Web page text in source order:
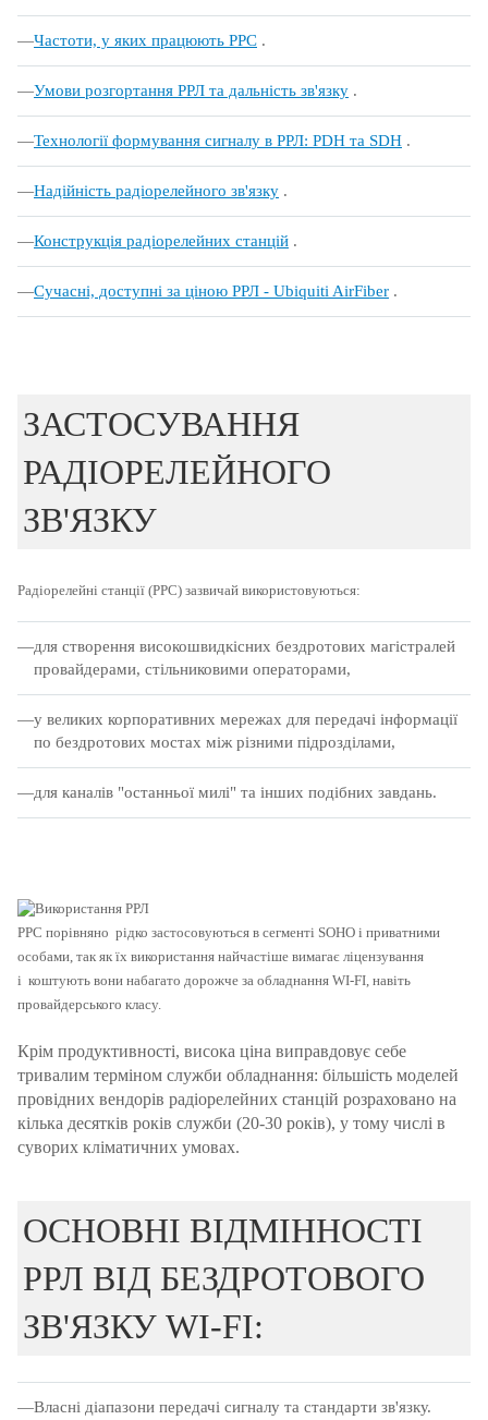
Частоти, у яких працюють РРС .
Умови розгортання РРЛ та дальність зв'язку .
Технології формування сигналу в РРЛ: PDH та SDH .
Надійність радіорелейного зв'язку .
Конструкція радіорелейних станцій .
Сучасні, доступні за ціною РРЛ - Ubiquiti AirFiber .
ЗАСТОСУВАННЯ
РАДІОРЕЛЕЙНОГО
ЗВ'ЯЗКУ
Радіорелейні станції (РРС) зазвичай використовуються:
для створення високошвидкісних бездротових магістралей
провайдерами, стільниковими операторами,
у великих корпоративних мережах для передачі інформації
по бездротових мостах між різними підрозділами,
для каналів "останньої милі" та інших подібних завдань.
РРС порівняно рідко застосовуються в сегменті SOHO і приватними
особами, так як їх використання найчастіше вимагає ліцензування
і коштують вони набагато дорожче за обладнання WI-FI, навіть
провайдерського класу.
Крім продуктивності, висока ціна виправдовує себе
тривалим терміном служби обладнання: більшість моделей
провідних вендорів радіорелейних станцій розраховано на
кілька десятків років служби (20-30 років), у тому числі в
суворих кліматичних умовах.
ОСНОВНІ ВІДМІННОСТІ
РРЛ ВІД БЕЗДРОТОВОГО
ЗВ'ЯЗКУ WI-FI:
Власні діапазони передачі сигналу та стандарти зв'язку.